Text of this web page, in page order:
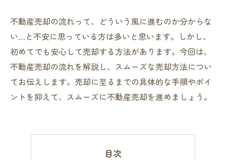
不動産売却の流れって、どういう風に進むのか分からな
い…と不安に思っている方は多いと思います。しかし、
初めてでも安心して売却する方法があります。今回は、
不動産売却の流れを解説し、スムーズな売却方法につい
てお伝えします。売却に至るまでの具体的な手順やポイ
ントを抑えて、スムーズに不動産売却を進めましょう。
目次